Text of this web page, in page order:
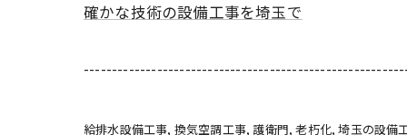
確かな技術の設備工事を埼玉で
給排水設備工事 換気空調工事 護衛門 老朽化 埼玉の設備